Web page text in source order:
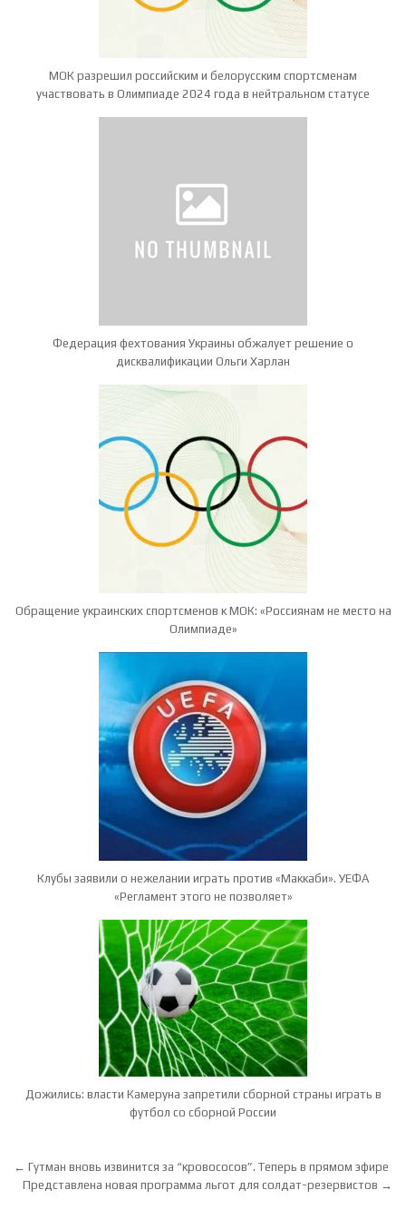
МОК разрешил российским и белорусским спортсменам
участвовать в Олимпиаде 2024 года в нейтральном статусе
Федерация фехтования Украины обжалует решение о
дисквалификации Ольги Харлан
Обращение украинских спортсменов к МОК: «Россиянам не место на
Олимпиаде»
Клубы заявили о нежелании играть против «Маккаби». УЕФА
«Регламент этого не позволяет»
Дожились: власти Камеруна запретили сборной страны играть в
футбол со сборной России
Навигация по записям
← Гутман вновь извинится за “кровососов”. Теперь в прямом эфире
Представлена новая программа льгот для солдат-резервистов →